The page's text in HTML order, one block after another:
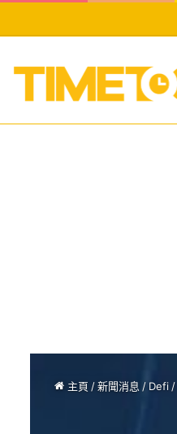
主頁 /新聞消息 / Defi /